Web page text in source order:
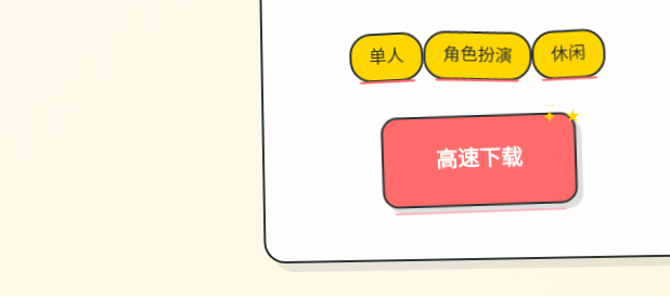
单人 角色扮演 休闲
高速下载
→
✦ ★